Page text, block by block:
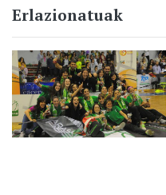
Erlazionatuak